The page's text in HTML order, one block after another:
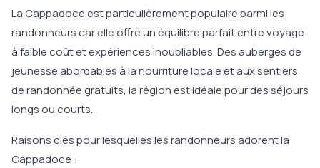
La Cappadoce est particulièrement populaire parmi les
randonneurs car elle offre un équilibre parfait entre voyage
à faible coût et expériences inoubliables. Des auberges de
jeunesse abordables à la nourriture locale et aux sentiers
de randonnée gratuits, la région est idéale pour des séjours
longs ou courts.
Raisons clés pour lesquelles les randonneurs adorent la
Cappadoce :